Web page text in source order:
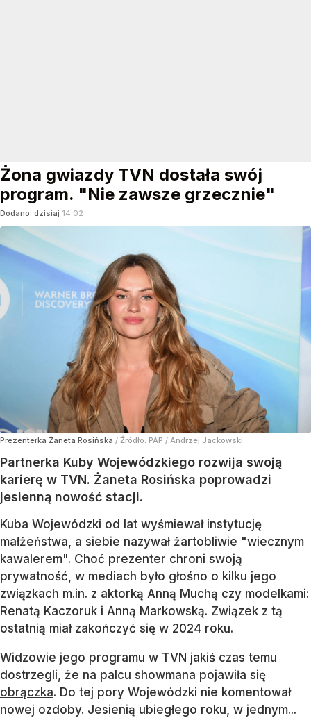
Żona gwiazdy TVN dostała swój
program. "Nie zawsze grzecznie"
Dodano: dzisiaj 14:02
Prezenterka Żaneta Rosińska / Źródło: PAP / Andrzej Jackowski
Partnerka Kuby Wojewódzkiego rozwija swoją
karierę w TVN. Żaneta Rosińska poprowadzi
jesienną nowość stacji.
Kuba Wojewódzki od lat wyśmiewał instytucję
małżeństwa, a siebie nazywał żartobliwie "wiecznym
kawalerem". Choć prezenter chroni swoją
prywatność, w mediach było głośno o kilku jego
związkach m.in. z aktorką Anną Muchą czy modelkami:
Renatą Kaczoruk i Anną Markowską. Związek z tą
ostatnią miał zakończyć się w 2024 roku.
Widzowie jego programu w TVN jakiś czas temu
dostrzegli, że na palcu showmana pojawiła się
obrączka. Do tej pory Wojewódzki nie komentował
nowej ozdoby. Jesienią ubiegłego roku, w jednym...